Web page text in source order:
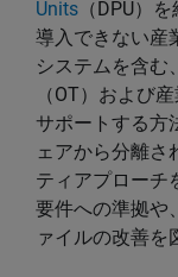
Units （DPU）
導入できない産
システムを含む
（OT）および
サポートする方
ェアから分離さ
ティアプローチ
要件への準拠や
ァイルの改善を